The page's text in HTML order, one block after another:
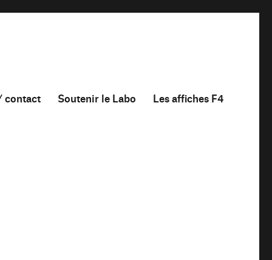
contact Soutenir le Labo Les affiches F4